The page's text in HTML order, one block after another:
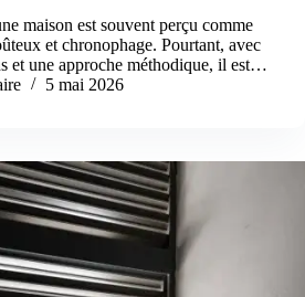
maison est souvent perçu comme
et chronophage. Pourtant, avec
et une approche méthodique, il est…
5 mai 2026